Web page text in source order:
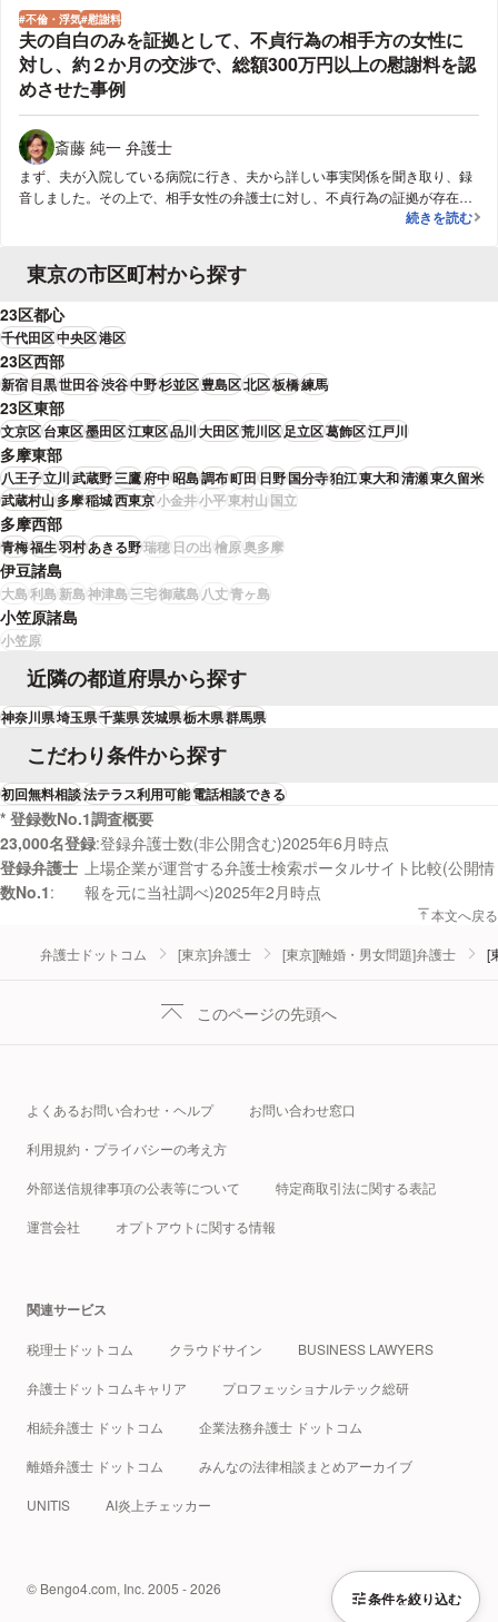
不倫・浮気 慰謝料
夫の自白のみを証拠として、不貞行為の相手方の女性に
対し、約２か月の交渉で、総額300万円以上の慰謝料を認
めさせた事例
斎藤 純一 弁護士
まず、夫が入院している病院に行き、夫から詳しい事実関係を聞き取り、録
音しました。その上で、相手女性の弁護士に対し、不貞行為の証拠が存在す
ること、そうであるにも関わらず虚偽の弁解を繰り返すのは不誠実であり、
果、300万円以上の慰謝料を認めさせることができました。
夫の自白のみ
続きを読む
東京の市区町村から探す
23区都心
千代田区中央区港区
23区西部
新宿目黒世田谷渋谷中野杉並区豊島区北区板橋練馬
23区東部
文京区台東区墨田区江東区品川大田区荒川区足立区葛飾区江戸川
多摩東部
八王子立川武蔵野三鷹府中昭島調布町田日野国分寺狛江東大和清瀬東久留米
武蔵村山多摩稲城西東京小金井小平東村山 国立
多摩西部
青梅福生羽村あきる野瑞穂 日の出檜原奥多摩
伊豆諸島
大島利島新島神津島三宅御蔵島 八丈青ヶ島
小笠原諸島
小笠原
近隣の都道府県から探す
神奈川県埼玉県千葉県茨城県栃木県群馬県
こだわり条件から探す
初回無料相談法テラス利用可能電話相談できる
* 登録数No.1調査概要
23,000名登録 登録弁護士数(非公開含む)2025年6月時点
登録弁護士
数No.1
上場企業が運営する弁護士検索ポータルサイト比較(公開情
報を元に当社調べ)2025年2月時点
本文へ戻る
条件を絞り込む
弁護士ドットコム [東京]弁護士 [東京][離婚・男女問題]弁護士 [
このページの先頭へ
よくあるお問い合わせ・ヘルプ お問い合わせ窓口
利用規約・プライバシーの考え方
外部送信規律事項の公表等について 特定商取引法に関する表記
運営会社 オプトアウトに関する情報
関連サービス
税理士ドットコム クラウドサイン BUSINESS LAWYERS
弁護士ドットコムキャリア プロフェッショナルテック総研
相続弁護士 ドットコム 企業法務弁護士 ドットコム
離婚弁護士 ドットコム みんなの法律相談まとめアーカイブ
UNITIS AI炎上チェッカー
© Bengo4.com, Inc. 2005 - 2026